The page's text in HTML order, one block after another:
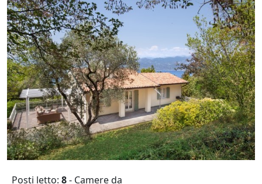
Posti letto: 8- Camere da